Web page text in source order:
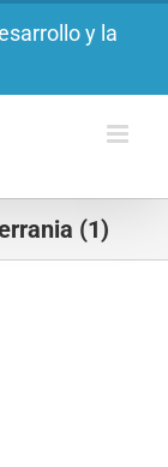
y la
(1)